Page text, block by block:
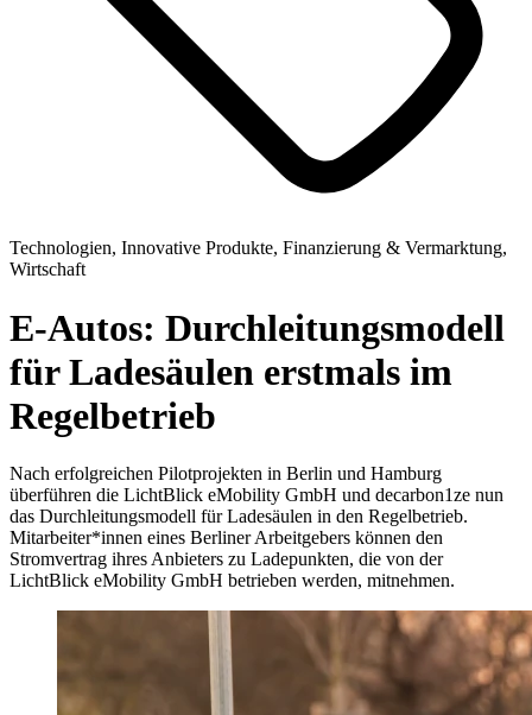
Technologien, Innovative Produkte, Finanzierung & Vermarktung,
Wirtschaft
E-Autos: Durchleitungsmodell
für Ladesäulen erstmals im
Regelbetrieb
Nach erfolgreichen Pilotprojekten in Berlin und Hamburg
überführen die LichtBlick eMobility GmbH und decarbon1ze nun
das Durchleitungsmodell für Ladesäulen in den Regelbetrieb.
Mitarbeiter*innen eines Berliner Arbeitgebers können den
Stromvertrag ihres Anbieters zu Ladepunkten, die von der
LichtBlick eMobility GmbH betrieben werden, mitnehmen.